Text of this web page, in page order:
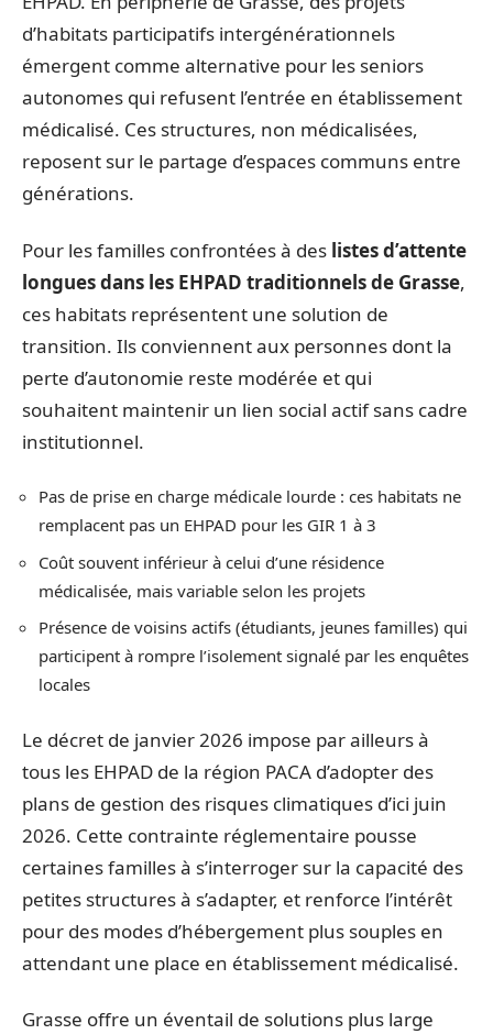
d’habitats participatifs intergénérationnels
émergent comme alternative pour les seniors
autonomes qui refusent l’entrée en établissement
médicalisé. Ces structures, non médicalisées,
reposent sur le partage d’espaces communs entre
générations.
Pour les familles confrontées à des listes d’attente
longues dans les EHPAD traditionnels de Grasse,
ces habitats représentent une solution de
transition. Ils conviennent aux personnes dont la
perte d’autonomie reste modérée et qui
souhaitent maintenir un lien social actif sans cadre
institutionnel.
Pas de prise en charge médicale lourde : ces habitats ne
remplacent pas un EHPAD pour les GIR 1 à 3
Coût souvent inférieur à celui d’une résidence
médicalisée, mais variable selon les projets
Présence de voisins actifs (étudiants, jeunes familles) qui
participent à rompre l’isolement signalé par les enquêtes
locales
Le décret de janvier 2026 impose par ailleurs à
tous les EHPAD de la région PACA d’adopter des
plans de gestion des risques climatiques d’ici juin
2026. Cette contrainte réglementaire pousse
certaines familles à s’interroger sur la capacité des
petites structures à s’adapter, et renforce l’intérêt
pour des modes d’hébergement plus souples en
attendant une place en établissement médicalisé.
Grasse offre un éventail de solutions plus large